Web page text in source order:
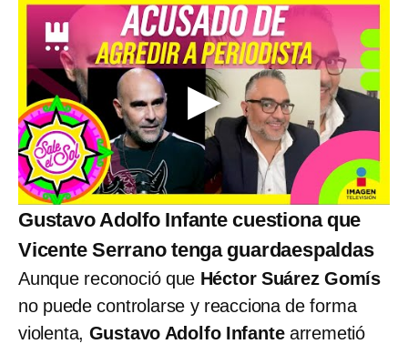
Gustavo Adolfo Infante cuestiona que
Vicente Serrano tenga guardaespaldas
Aunque reconoció que Héctor Suárez Gomís
no puede controlarse y reacciona de forma
violenta, Gustavo Adolfo Infantearremetió